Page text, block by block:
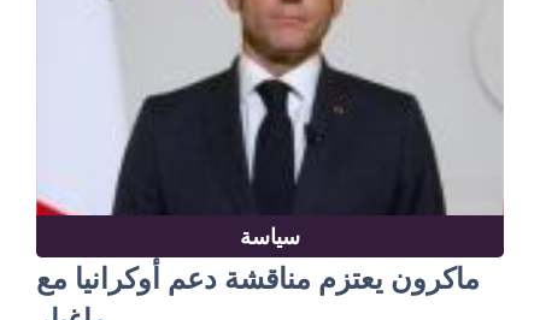
سياسة
ماكرون يعتزم مناقشة دعم أوكرانيا مع